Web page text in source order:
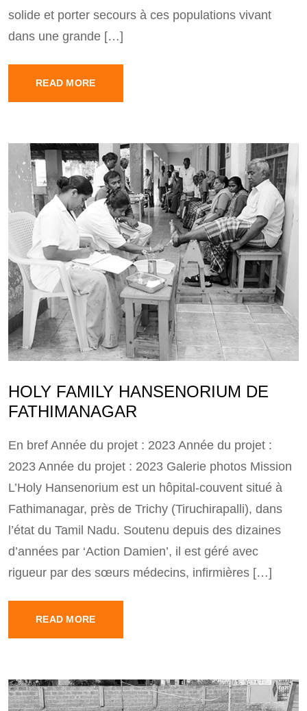
solide et porter secours à ces populations vivant
dans une grande […]
READ MORE
HOLY FAMILY HANSENORIUM DE
FATHIMANAGAR
En bref Année du projet : 2023 Année du projet :
2023 Année du projet : 2023 Galerie photos Mission
L’Holy Hansenorium est un hôpital-couvent situé à
Fathimanagar, près de Trichy (Tiruchirapalli), dans
l’état du Tamil Nadu. Soutenu depuis des dizaines
d’années par ‘Action Damien’, il est géré avec
rigueur par des sœurs médecins, infirmières […]
READ MORE